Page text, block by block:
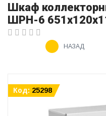
Шкаф
ШРН-6
НАЗАД
Код: 25298